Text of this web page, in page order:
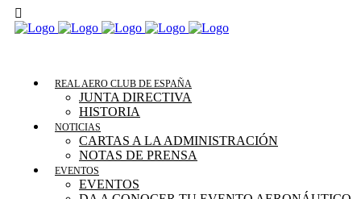
REAL AERO CLUB DE ESPAÑA
JUNTA DIRECTIVA
HISTORIA
NOTICIAS
CARTAS A LA ADMINISTRACIÓN
NOTAS DE PRENSA
EVENTOS
EVENTOS